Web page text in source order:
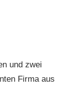
und zwei
Firma aus